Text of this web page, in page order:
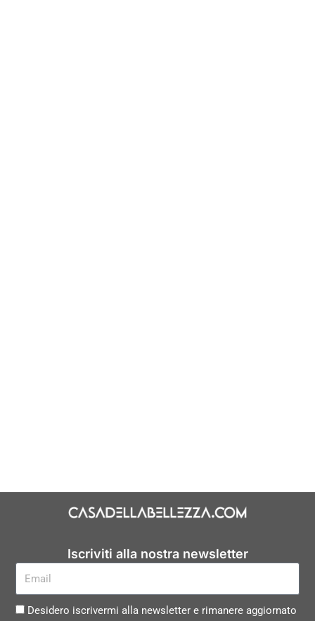
Iscriviti alla nostra newsletter
Desidero iscrivermi alla newsletter e rimanere aggiornato